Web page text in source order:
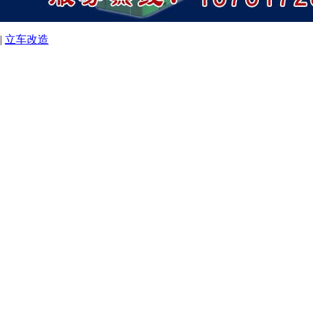
| 立车改造